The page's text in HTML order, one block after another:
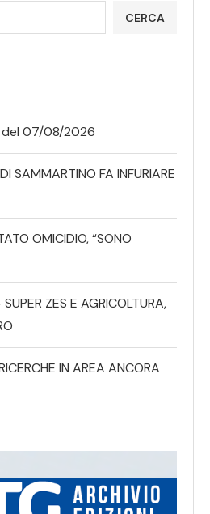
CERCA
del 07/08/2026
SAMMARTINO FA INFURIARE
OMICIDIO, “SONO
ZES E AGRICOLTURA,
IN AREA ANCORA